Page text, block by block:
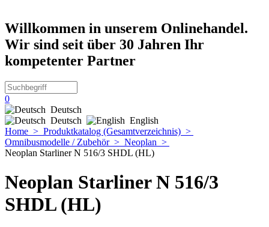
Willkommen in unserem Onlinehandel.
Wir sind seit über 30 Jahren Ihr
kompetenter Partner
0
Deutsch
Deutsch
English
Home > Produktkatalog (Gesamtverzeichnis) >
Omnibusmodelle / Zubehör> Neoplan >
Neoplan Starliner N 516/3 SHDL (HL)
Neoplan Starliner N 516/3
SHDL (HL)